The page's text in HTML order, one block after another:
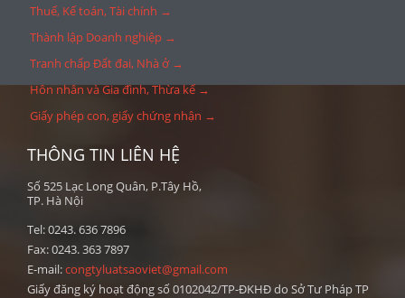
Thuế, Kế toán, Tài chính →
Thành lập Doanh nghiệp →
Tranh chấp Đất đai, Nhà ở →
Hôn nhân và Gia đình, Thừa kế →
Giấy phép con, giấy chứng nhận →
THÔNG TIN LIÊN HỆ
Số 525 Lạc Long Quân, P.Tây Hồ,
TP. Hà Nội
Tel: 0243. 636 7896
Fax: 0243. 363 7897
E-mail:congtyluatsaoviet@gmail.com
Giấy đăng ký hoạt động số 0102042/TP-ĐKHĐ do Sở Tư Pháp TP